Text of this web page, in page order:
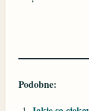
Podobne: